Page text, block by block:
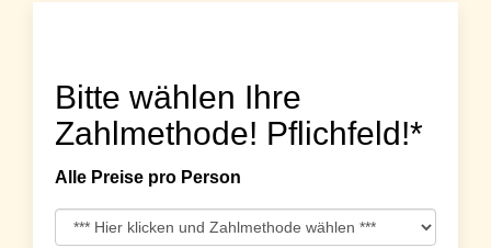
Bitte wählen Ihre
Zahlmethode! Pflichfeld!*
Alle Preise pro Person